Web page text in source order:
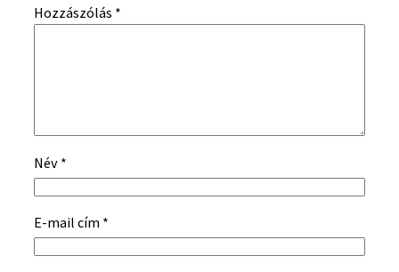
Hozzászólás *
Név *
E-mail cím *